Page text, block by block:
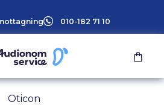
010-182 71 10
Oticon